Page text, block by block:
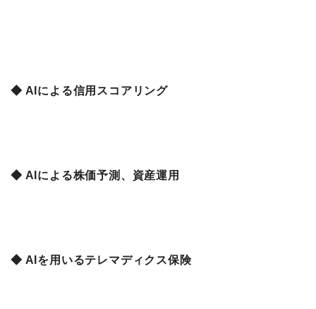
◆ AIによる信用スコアリング
◆ AIによる株価予測、資産運用
◆ AIを用いるテレマディクス保険